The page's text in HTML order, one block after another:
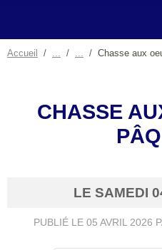
Accueil Chasse aux
CHASSE
LE SAMEDI
PUBLIÉ LE 05 AVRIL 2026